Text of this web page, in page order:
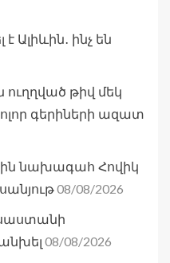
Ալիևին․ ինչ են
թիվ մեկ
գերիների ազատ
նախագահ Հովիկ
08/08/2026
08/08/2026